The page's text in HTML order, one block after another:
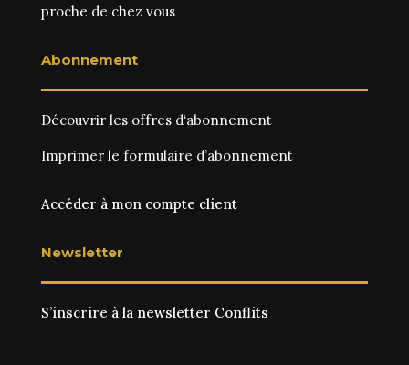
proche de chez vous
Abonnement
Découvrir les offres d‘abonnement
Imprimer le formulaire d’abonnement
Accéder à mon compte client
Newsletter
S’inscrire à la newsletter Conflits